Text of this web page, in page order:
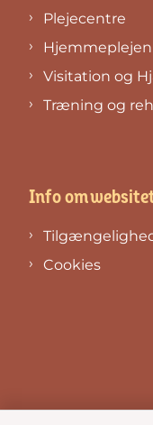
Plejecentre
Hjemmeplejen
Visitation og
Træning og
Info om
Cookies